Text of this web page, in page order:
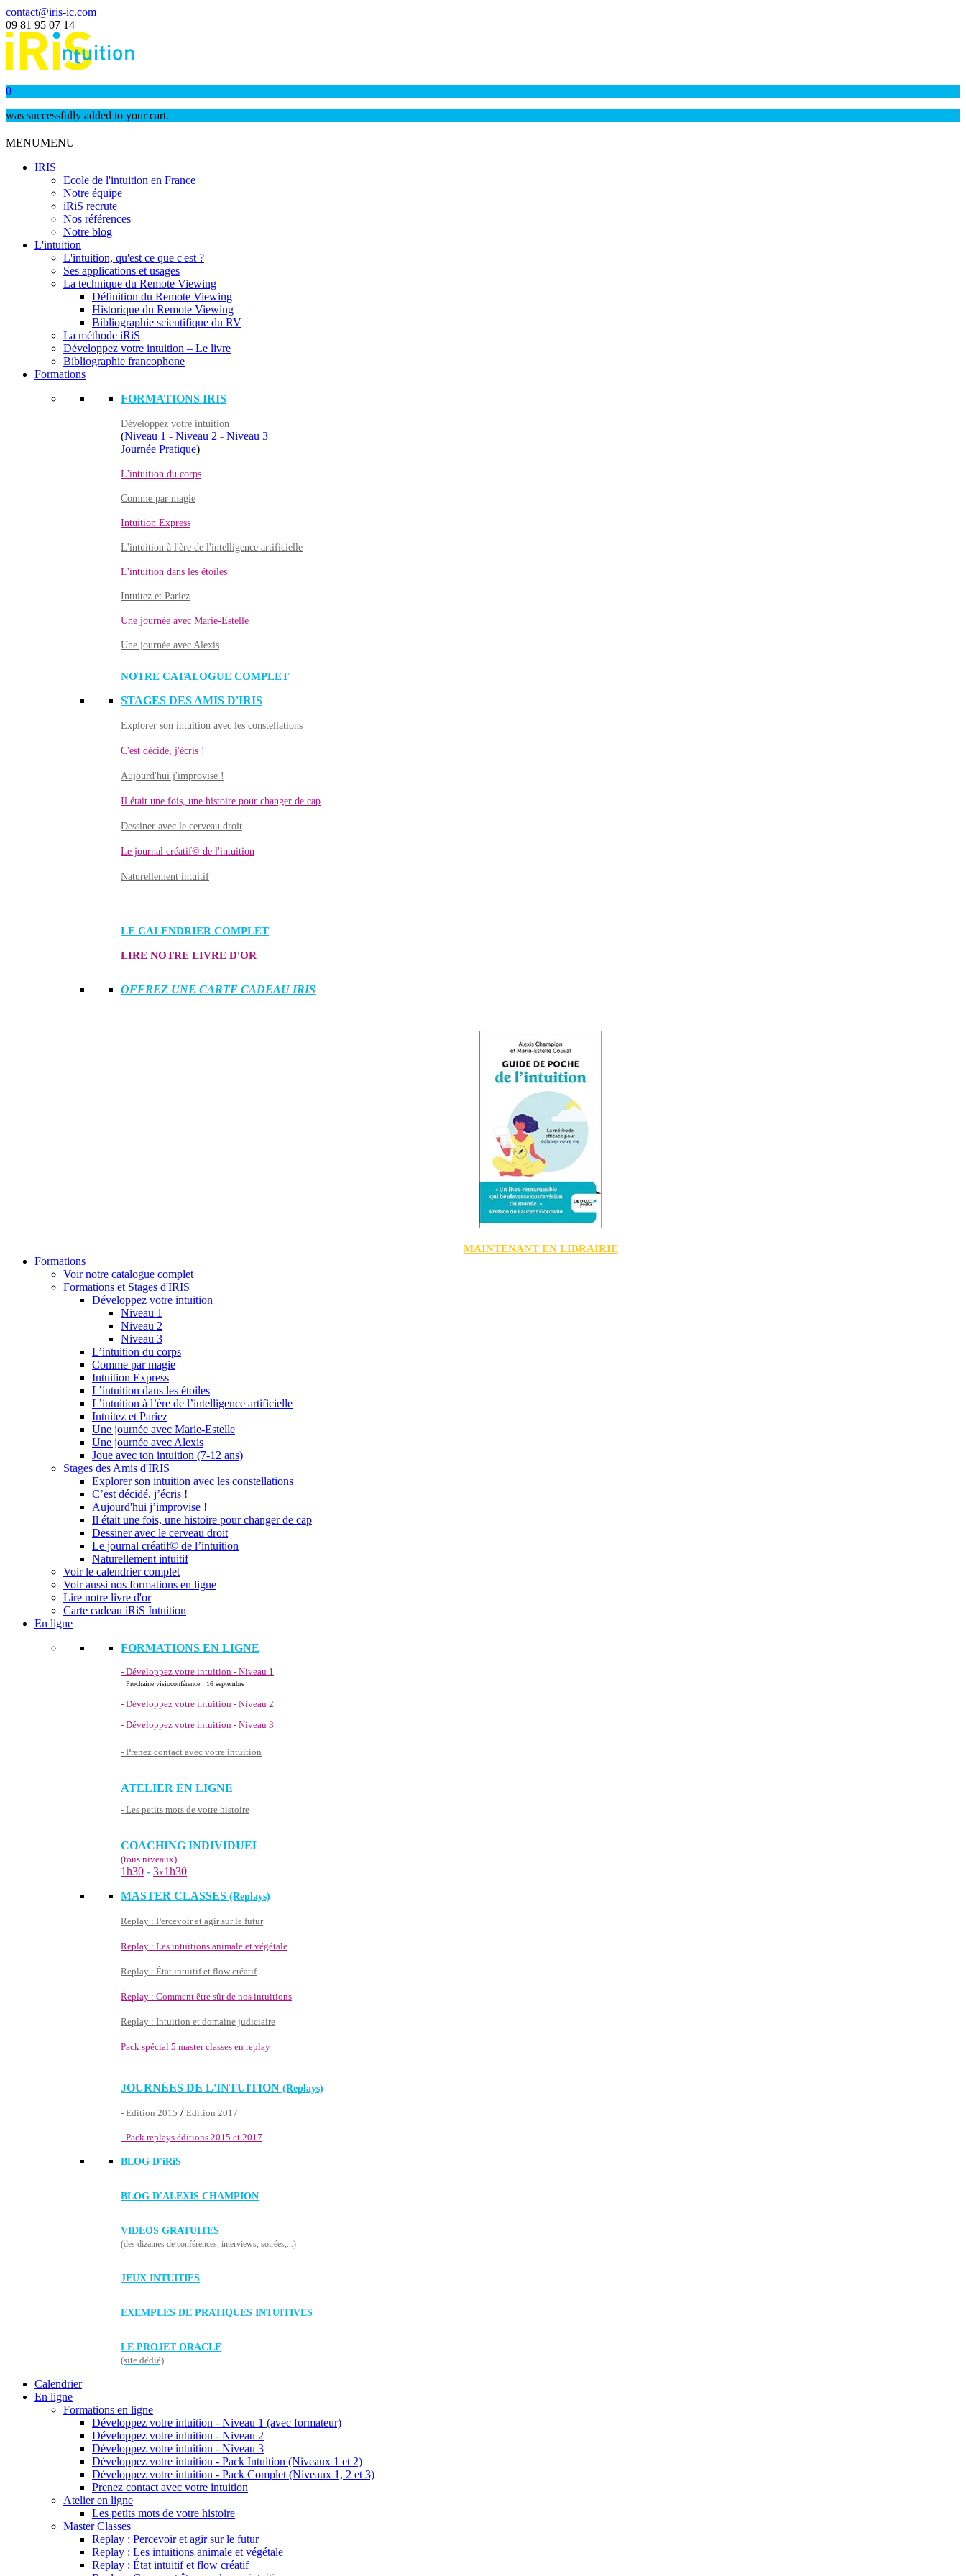
contact@iris-ic.com
09 81 95 07 14
0
was successfully added to your cart.
MENUMENU
IRIS
Ecole de l'intuition en France
Notre équipe
iRiS recrute
Nos références
Notre blog
L'intuition
L'intuition, qu'est ce que c'est ?
Ses applications et usages
La technique du Remote Viewing
Définition du Remote Viewing
Historique du Remote Viewing
Bibliographie scientifique du RV
La méthode iRiS
Développez votre intuition – Le livre
Bibliographie francophone
Formations
FORMATIONS IRIS
Développez votre intuition
(Niveau 1 - Niveau 2 - Niveau 3
Journée Pratique)
L'intuition du corps
Comme par magie
Intuition Express
L'intuition à l'ère de l'intelligence artificielle
L'intuition dans les étoiles
Intuitez et Pariez
Une journée avec Marie-Estelle
Une journée avec Alexis
NOTRE CATALOGUE COMPLET
STAGES DES AMIS D'IRIS
Explorer son intuition avec les constellations
C'est décidé, j'écris !
Aujourd'hui j'improvise !
Il était une fois, une histoire pour changer de cap
Dessiner avec le cerveau droit
Le journal créatif© de l'intuition
Naturellement intuitif
LE CALENDRIER COMPLET
LIRE NOTRE LIVRE D'OR
OFFREZ UNE CARTE CADEAU IRIS
MAINTENANT EN LIBRAIRIE
Formations
Voir notre catalogue complet
Formations et Stages d'IRIS
Développez votre intuition
Niveau 1
Niveau 2
Niveau 3
L’intuition du corps
Comme par magie
Intuition Express
L’intuition dans les étoiles
L’intuition à l’ère de l’intelligence artificielle
Intuitez et Pariez
Une journée avec Marie-Estelle
Une journée avec Alexis
Joue avec ton intuition (7-12 ans)
Stages des Amis d'IRIS
Explorer son intuition avec les constellations
C’est décidé, j’écris !
Aujourd'hui j’improvise !
Il était une fois, une histoire pour changer de cap
Dessiner avec le cerveau droit
Le journal créatif© de l’intuition
Naturellement intuitif
Voir le calendrier complet
Voir aussi nos formations en ligne
Lire notre livre d'or
Carte cadeau iRiS Intuition
En ligne
FORMATIONS EN LIGNE
- Développez votre intuition - Niveau 1
Prochaine visioconférence : 16 septembre
- Développez votre intuition - Niveau 2
- Développez votre intuition - Niveau 3
- Prenez contact avec votre intuition
ATELIER EN LIGNE
- Les petits mots de votre histoire
COACHING INDIVIDUEL
(tous niveaux)
1h30 - 3x1h30
MASTER CLASSES (Replays)
Replay : Percevoir et agir sur le futur
Replay : Les intuitions animale et végétale
Replay : État intuitif et flow créatif
Replay : Comment être sûr de nos intuitions
Replay : Intuition et domaine judiciaire
Pack spécial 5 master classes en replay
JOURNÉES DE L'INTUITION (Replays)
- Edition 2015 / Edition 2017
- Pack replays éditions 2015 et 2017
BLOG D'iRiS
BLOG D'ALEXIS CHAMPION
VIDÉOS GRATUITES
(des dizaines de conférences, interviews, soirées,...)
JEUX INTUITIFS
EXEMPLES DE PRATIQUES INTUITIVES
LE PROJET ORACLE
(site dédié)
Calendrier
En ligne
Formations en ligne
Développez votre intuition - Niveau 1 (avec formateur)
Développez votre intuition - Niveau 2
Développez votre intuition - Niveau 3
Développez votre intuition - Pack Intuition (Niveaux 1 et 2)
Développez votre intuition - Pack Complet (Niveaux 1, 2 et 3)
Prenez contact avec votre intuition
Atelier en ligne
Les petits mots de votre histoire
Master Classes
Replay : Percevoir et agir sur le futur
Replay : Les intuitions animale et végétale
Replay : État intuitif et flow créatif